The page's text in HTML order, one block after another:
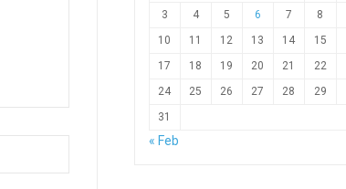
3
4 5 6 7 8
10
11 12 13 14 15
17
18 19 20 21 22
24
25 26 27 28 29
31
« Feb